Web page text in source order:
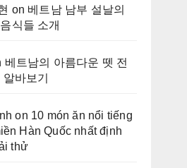
on 베트남 남부 설날의
식들 소개
베트남의 아름다운 뗏 전
바보기
on 10 món ăn nổi tiếng
Hàn Quốc nhất định
thử